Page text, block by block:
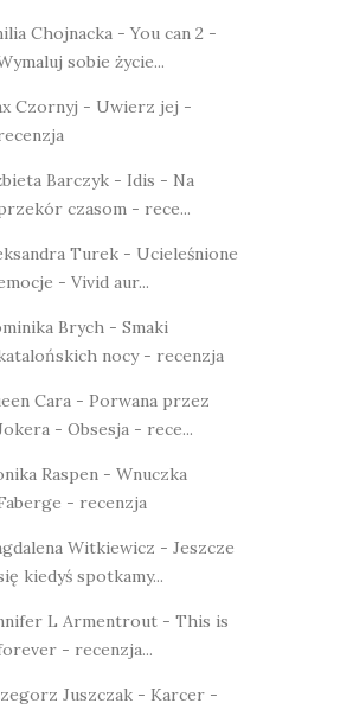
Chojnacka - You can 2 -
sobie życie...
Czornyj - Uwierz jej -
Barczyk - Idis - Na
czasom - rece...
Turek - Ucieleśnione
- Vivid aur...
Brych - Smaki
nocy - recenzja
Cara - Porwana przez
- Obsesja - rece...
Raspen - Wnuczka
- recenzja
Witkiewicz - Jeszcze
kiedyś spotkamy...
L Armentrout - This is
- recenzja...
Juszczak - Karcer -